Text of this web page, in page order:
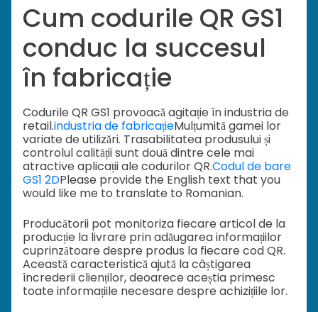
Cum codurile QR GS1
conduc la succesul
în fabricație
Codurile QR GS1 provoacă agitație în industria de
retail.industria de fabricațieMulțumită gamei lor
variate de utilizări. Trasabilitatea produsului și
controlul calității sunt două dintre cele mai
atractive aplicații ale codurilor QR.Codul de bare
GS1 2DPlease provide the English text that you
would like me to translate to Romanian.
Producătorii pot monitoriza fiecare articol de la
producție la livrare prin adăugarea informațiilor
cuprinzătoare despre produs la fiecare cod QR.
Această caracteristică ajută la câștigarea
încrederii clienților, deoarece aceștia primesc
toate informațiile necesare despre achizițiile lor.